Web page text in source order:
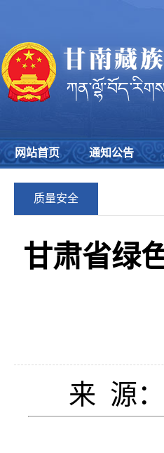
网站首页 通知公告
质量安全
甘肃省绿
来 源